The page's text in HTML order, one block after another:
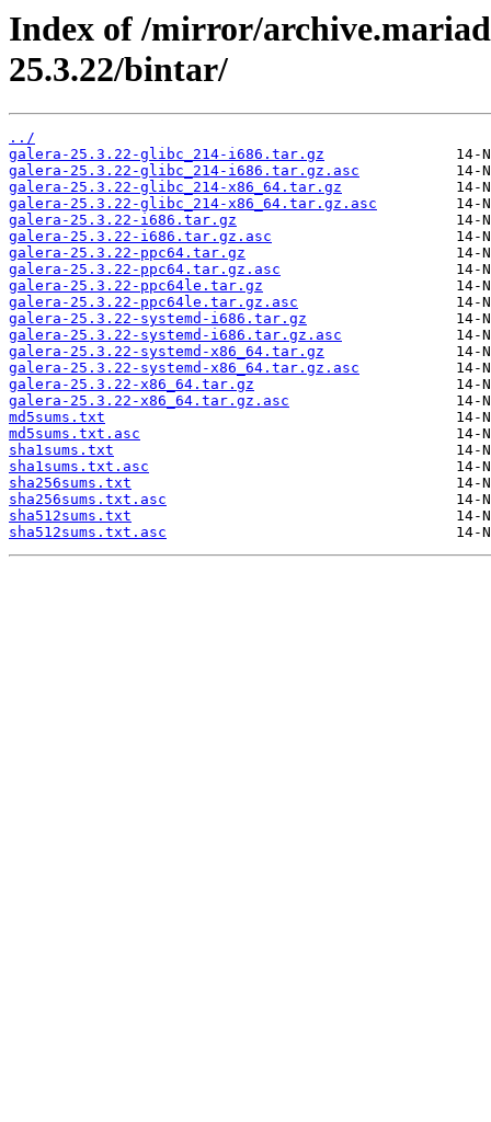
Index of /mirror/
25.3.22/bintar/
../
galera-25.3.22-glibc_214-i686.tar.gz
galera-25.3.22-glibc_214-i686.tar.gz.asc
galera-25.3.22-glibc_214-x86_64.tar.gz
galera-25.3.22-glibc_214-x86_64.tar.gz.asc
galera-25.3.22-i686.tar.gz
galera-25.3.22-i686.tar.gz.asc
galera-25.3.22-ppc64.tar.gz
galera-25.3.22-ppc64.tar.gz.asc
galera-25.3.22-ppc64le.tar.gz
galera-25.3.22-ppc64le.tar.gz.asc
galera-25.3.22-systemd-i686.tar.gz
galera-25.3.22-systemd-i686.tar.gz.asc
galera-25.3.22-systemd-x86_64.tar.gz
galera-25.3.22-systemd-x86_64.tar.gz.asc
galera-25.3.22-x86_64.tar.gz
galera-25.3.22-x86_64.tar.gz.asc
md5sums.txt
md5sums.txt.asc
sha1sums.txt
sha1sums.txt.asc
sha256sums.txt
sha256sums.txt.asc
sha512sums.txt
sha512sums.txt.asc